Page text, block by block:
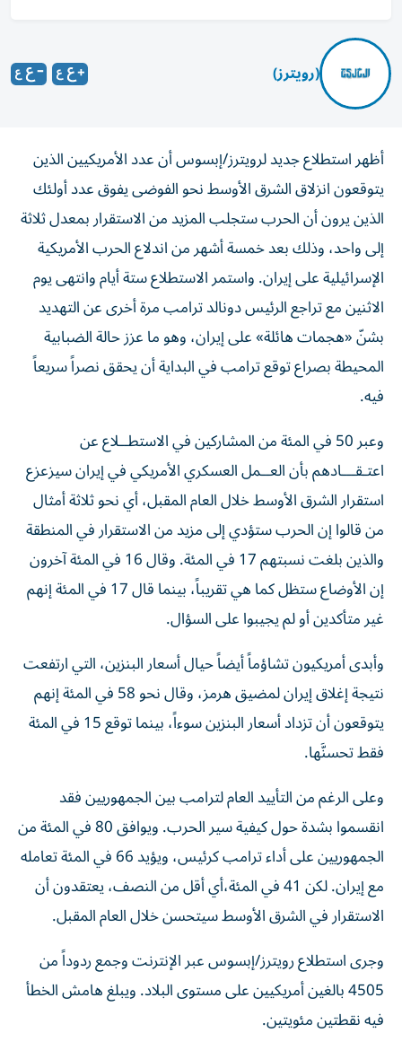
(رويترز)
أظهر استطلاع جديد لرويترز/إبسوس أن عدد الأمريكيين الذين
يتوقعون انزلاق الشرق الأوسط نحو الفوضى يفوق عدد أولئك
الذين يرون أن الحرب ستجلب المزيد من الاستقرار بمعدل ثلاثة
إلى واحد، وذلك بعد خمسة ‌أشهر من اندلاع الحرب الأمريكية
الإسرائيلية على إيران. واستمر الاستطلاع ستة أيام وانتهى يوم
الاثنين مع تراجع الرئيس دونالد ترامب مرة أخرى عن التهديد
بشنّ «هجمات هائلة» على إيران، ​وهو ما عزز حالة الضبابية
المحيطة بصراع توقع ترامب في البداية أن يحقق نصراً سريعاً
فيه.
وعبر 50 في المئة من المشاركين في الاستطــلاع عن
اعتـقـــادهم بأن العــمل ‌العسكري الأمريكي في إيران سيزعزع
استقرار الشرق الأوسط ‌خلال العام المقبل، أي نحو ثلاثة أمثال
من قالوا إن الحرب ستؤدي إلى مزيد من الاستقرار في المنطقة
والذين بلغت نسبتهم 17 في المئة. وقال 16 في المئة آخرون
إن الأوضاع ستظل كما هي تقريباً، بينما قال 17 في المئة إنهم
غير متأكدين أو لم يجيبوا على السؤال.
وأبدى أمريكيون تشاؤماً أيضاً حيال أسعار البنزين، التي ارتفعت
نتيجة إغلاق إيران لمضيق هرمز، وقال نحو 58 في المئة إنهم
يتوقعون أن تزداد أسعار البنزين سوءاً، بينما توقع 15 في المئة
فقط تحسنَّها.
وعلى الرغم من التأييد العام لترامب بين الجمهوريين فقد
انقسموا بشدة حول كيفية سير الحرب. ويوافق 80 في المئة من
الجمهوريين على أداء ترامب كرئيس، ويؤيد 66 في المئة تعامله
مع إيران. لكن 41 في المئة،​أي أقل من النصف، يعتقدون أن
الاستقرار في الشرق الأوسط سيتحسن خلال العام المقبل.
وجرى استطلاع رويترز/إبسوس عبر الإنترنت وجمع ردوداً من
4505 بالغين أمريكيين على مستوى البلاد. ويبلغ هامش الخطأ
فيه نقطتين مئويتين.